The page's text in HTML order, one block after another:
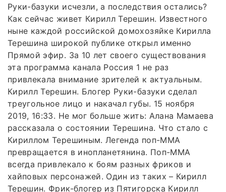
Руки-базуки исчезли, а последствия остались?
Как сейчас живет Кирилл Терешин. Известного
ныне каждой российской домохозяйке Кирилла
Терешина широкой публике открыл именно
Прямой эфир. За 10 лет своего существования
эта программа канала Россия 1 не раз
привлекала внимание зрителей к актуальным.
Кирилл Терешин. Блогер Руки-базуки сделал
треугольное лицо и накачал губы. 15 ноября
2019, 16:33. Не мог больше жить: Алана Мамаева
рассказала о состоянии Терешина. Что стало с
Кириллом Терешиным. Легенда поп-ММА
превращается в инопланетянина. Поп-ММА
всегда привлекало к боям разных фриков и
хайповых персонажей. Один из таких – Кирилл
Терешин. Фрик-блогер из Пятигорска Кирилл